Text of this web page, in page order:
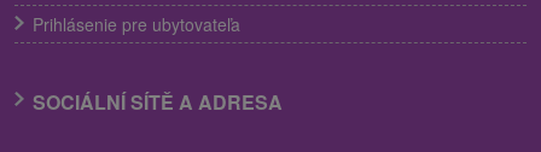
Prihlásenie pre ubytovateľa
SOCIÁLNÍ SÍTĚ A ADRESA